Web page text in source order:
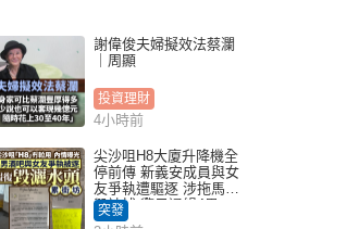
謝偉俊夫婦擬效法蔡瀾
｜周顯
投資理財
4小時前
尖沙咀H8大廈升降機全
停前傳 新義安成員與女
友爭執遭驅逐 涉拖馬刑
毀被捕 警另通緝4男
突發